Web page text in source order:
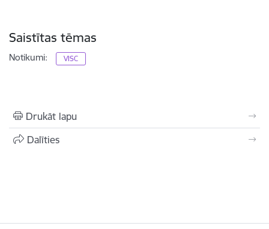
Saistītas tēmas
Notikumi: VISC
Drukāt lapu
Dalīties